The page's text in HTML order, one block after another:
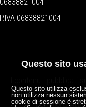
Questo sito
Questo sito utilizza
non utilizza nessun
cookie di sessione è
06838821004
P.IVA 06838821004
Geofisica e
Commons